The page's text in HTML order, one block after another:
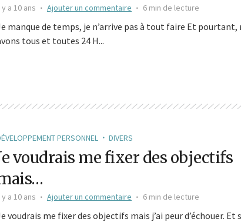
y a 10 ans Ajouter un commentaire 6 min de lecture
manque de temps, je n’arrive pas à tout faire Et pourtant,
tous et toutes 24 H...
PERSONNEL DIVERS
voudrais me fixer des objectifs
y a 10 ans Ajouter un commentaire 6 min de lecture
voudrais me fixer des objectifs mais j’ai peur d’échouer. Et